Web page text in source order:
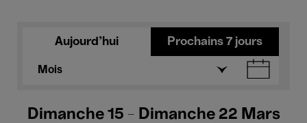
Aujourd'hui Prochains 7 jours
Mois
Dimanche 15 - Dimanche 22 Mars